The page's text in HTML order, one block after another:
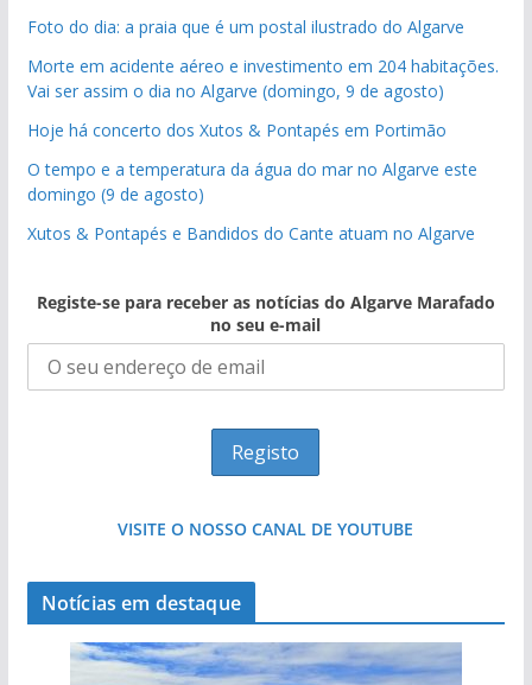
Foto do dia: a praia que é um postal ilustrado do Algarve
Morte em acidente aéreo e investimento em 204 habitações.
Vai ser assim o dia no Algarve (domingo, 9 de agosto)
Hoje há concerto dos Xutos & Pontapés em Portimão
O tempo e a temperatura da água do mar no Algarve este
domingo (9 de agosto)
Xutos & Pontapés e Bandidos do Cante atuam no Algarve
Registe-se para receber as notícias do Algarve Marafado
no seu e-mail
VISITE O NOSSO CANAL DE YOUTUBE
Notícias em destaque